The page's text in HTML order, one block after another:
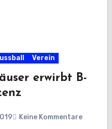
Verein
erwirbt B-
Keine Kommentare